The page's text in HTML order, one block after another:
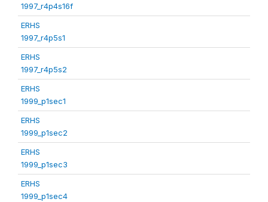
1997_r4p4s16f
ERHS
1997_r4p5s1
ERHS
1997_r4p5s2
ERHS
1999_p1sec1
ERHS
1999_p1sec2
ERHS
1999_p1sec3
ERHS
1999_p1sec4